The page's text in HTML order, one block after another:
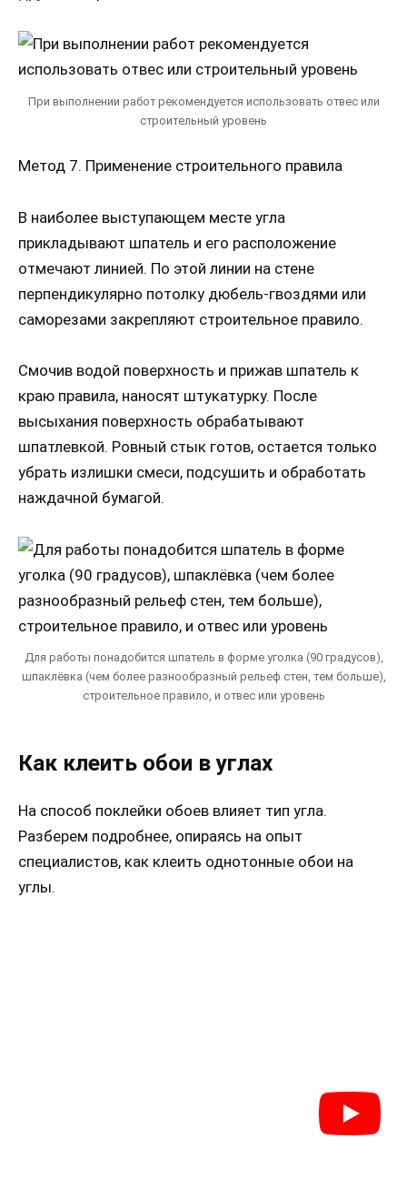
При выполнении работ рекомендуется использовать отвес или
строительный уровень
Метод 7. Применение строительного правила
В наиболее выступающем месте угла
прикладывают шпатель и его расположение
отмечают линией. По этой линии на стене
перпендикулярно потолку дюбель-гвоздями или
саморезами закрепляют строительное правило.
Смочив водой поверхность и прижав шпатель к
краю правила, наносят штукатурку. После
высыхания поверхность обрабатывают
шпатлевкой. Ровный стык готов, остается только
убрать излишки смеси, подсушить и обработать
наждачной бумагой.
Для работы понадобится шпатель в форме уголка (90 градусов),
шпаклёвка (чем более разнообразный рельеф стен, тем больше),
строительное правило, и отвес или уровень
Как клеить обои в углах
На способ поклейки обоев влияет тип угла.
Разберем подробнее, опираясь на опыт
специалистов, как клеить однотонные обои на
углы.